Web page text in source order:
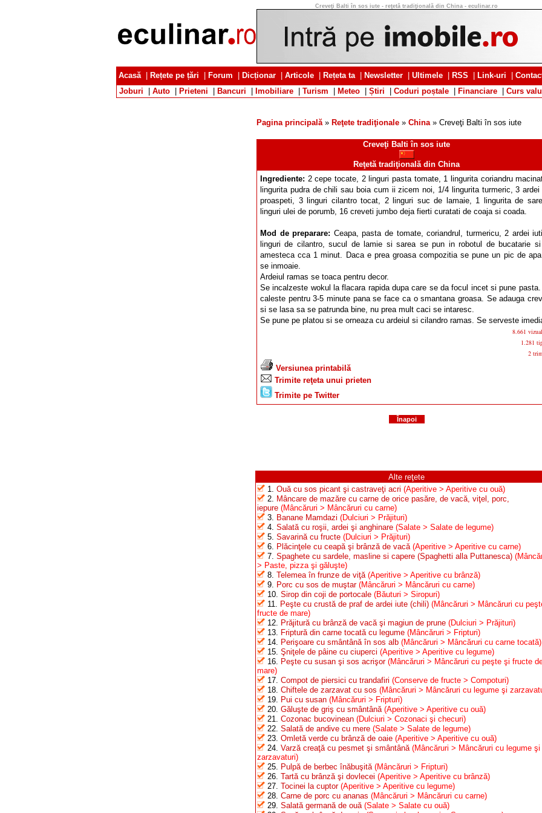
Creveţi Balti în sos iute - reţetă tradiţională din China - eculinar.ro
Acasă| Rețete pe țări Forum Dicționar Articole Rețeta ta| Newsletter Ultimele RSS Link-uri
Joburi
Auto Prieteni Bancuri Imobiliare Turism Meteo Știri Coduri poștale Financiare Curs
Pagina principală» Reţete tradiţionale » China» Creveţi Balti în sos iute
Creveţi Balti în sos iute
Reţetă tradiţională din China
Ingrediente: 2 cepe tocate, 2 linguri pasta tomate, 1 lingurita coriandru
lingurita pudra de chili sau boia cum ii zicem noi, 1/4 lingurita turmeric, 3 ardei
proaspeti, 3 linguri cilantro tocat, 2 linguri suc de lamaie, 1 lingurita de
linguri ulei de porumb, 16 creveti jumbo deja fierti curatati de coaja si coada.
Mod de preparare: Ceapa, pasta de tomate, coriandrul, turmericu, 2 ardei
linguri de cilantro, sucul de lamie si sarea se pun in robotul de bucatarie
amesteca cca 1 minut. Daca e prea groasa compozitia se pune un pic de
se inmoaie.
Ardeiul ramas se toaca pentru decor.
Se incalzeste wokul la flacara rapida dupa care se da focul incet si pune
caleste pentru 3-5 minute pana se face ca o smantana groasa. Se adauga
si se lasa sa se patrunda bine, nu prea mult caci se intaresc.
Se pune pe platou si se orneaza cu ardeiul si cilandro ramas. Se serveste
8.661
1.281
2
Versiunea printabilă
Trimite reţeta unui prieten
Trimite pe Twitter
Înapoi
Alte reţete
1. Ouă cu sos picant şi castraveţi acri (Aperitive > Aperitive cu ouă)
2. Mâncare de mazăre cu carne de orice pasăre, de vacă, viţel, porc,
iepure (Mâncăruri > Mâncăruri cu carne)
3. Banane Mamdazi (Dulciuri > Prăjituri)
4. Salată cu roşii, ardei şi anghinare (Salate > Salate de legume)
5. Savarină cu fructe (Dulciuri > Prăjituri)
6. Plăcinţele cu ceapă şi brânză de vacă (Aperitive > Aperitive cu carne)
7. Spaghete cu sardele, masline si capere (Spaghetti alla Puttanesca)
> Paste, pizza şi găluşte)
8. Telemea în frunze de viţă (Aperitive > Aperitive cu brânză)
9. Porc cu sos de muştar (Mâncăruri > Mâncăruri cu carne)
10. Sirop din coji de portocale (Băuturi > Siropuri)
11. Peşte cu crustă de praf de ardei iute (chili) (Mâncăruri > Mâncăruri cu
fructe de mare)
12. Prăjitură cu brânză de vacă şi magiun de prune (Dulciuri > Prăjituri)
13. Friptură din carne tocată cu legume (Mâncăruri > Fripturi)
14. Perişoare cu smântână în sos alb (Mâncăruri > Mâncăruri cu carne tocată)
15. Şniţele de pâine cu ciuperci (Aperitive > Aperitive cu legume)
16. Peşte cu susan şi sos acrişor (Mâncăruri > Mâncăruri cu peşte şi fructe
mare)
17. Compot de piersici cu trandafiri (Conserve de fructe > Compoturi)
18. Chiftele de zarzavat cu sos (Mâncăruri > Mâncăruri cu legume şi
19. Pui cu susan (Mâncăruri > Fripturi)
20. Găluşte de griş cu smântână (Aperitive > Aperitive cu ouă)
21. Cozonac bucovinean (Dulciuri > Cozonaci şi checuri)
22. Salată de andive cu mere (Salate > Salate de legume)
23. Omletă verde cu brânză de oaie (Aperitive > Aperitive cu ouă)
24. Varză creaţă cu pesmet şi smântână (Mâncăruri > Mâncăruri cu legume şi
zarzavaturi)
25. Pulpă de berbec înăbuşită (Mâncăruri > Fripturi)
26. Tartă cu brânză şi dovlecei (Aperitive > Aperitive cu brânză)
27. Tocinei la cuptor (Aperitive > Aperitive cu legume)
28. Carne de porc cu ananas (Mâncăruri > Mâncăruri cu carne)
29. Salată germană de ouă (Salate > Salate cu ouă)